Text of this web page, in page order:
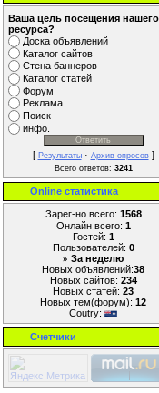
Ваша цель посещения нашего
ресурса?
Доска объявлений
Каталог сайтов
Стена баннеров
Каталог статей
Форум
Реклама
Поиск
инфо.
[ Результаты· Архив опросов]
Всего ответов: 3241
Online cтатистика
Зарег-но всего: 1568
Онлайн всего: 1
Гостей: 1
Пользователей: 0
» За неделю
Новых объявлений:38
Новых сайтов: 234
Новых статей: 23
Новых тем(форум): 12
Coutry:
Счетчики